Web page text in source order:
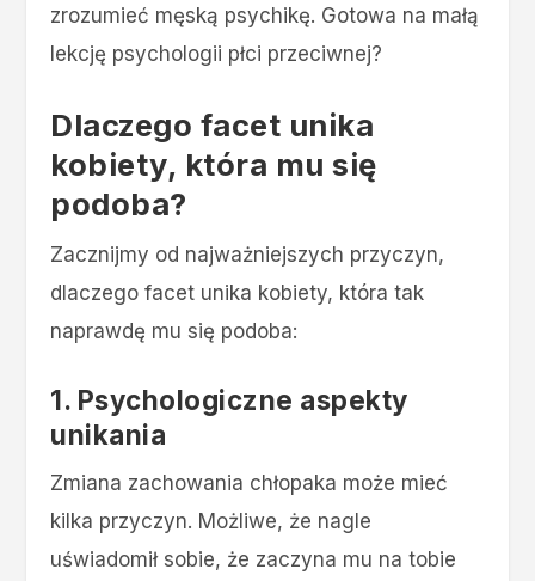
zrozumieć męską psychikę. Gotowa na małą
lekcję psychologii płci przeciwnej?
Dlaczego facet unika
kobiety, która mu się
podoba?
Zacznijmy od najważniejszych przyczyn,
dlaczego facet unika kobiety, która tak
naprawdę mu się podoba:
1. Psychologiczne aspekty
unikania
Zmiana zachowania chłopaka może mieć
kilka przyczyn. Możliwe, że nagle
uświadomił sobie, że zaczyna mu na tobie